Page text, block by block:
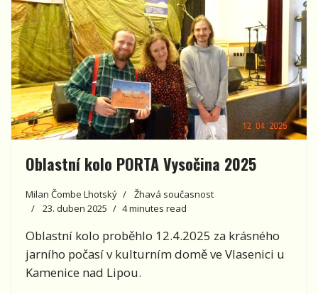
Oblastní kolo PORTA Vysočina 2025
Milan Čombe Lhotský
Žhavá současnost
23. duben 2025
4 minutes read
Oblastní kolo proběhlo 12.4.2025 za krásného
jarního počasí v kulturním domě ve Vlasenici u
Kamenice nad Lipou.